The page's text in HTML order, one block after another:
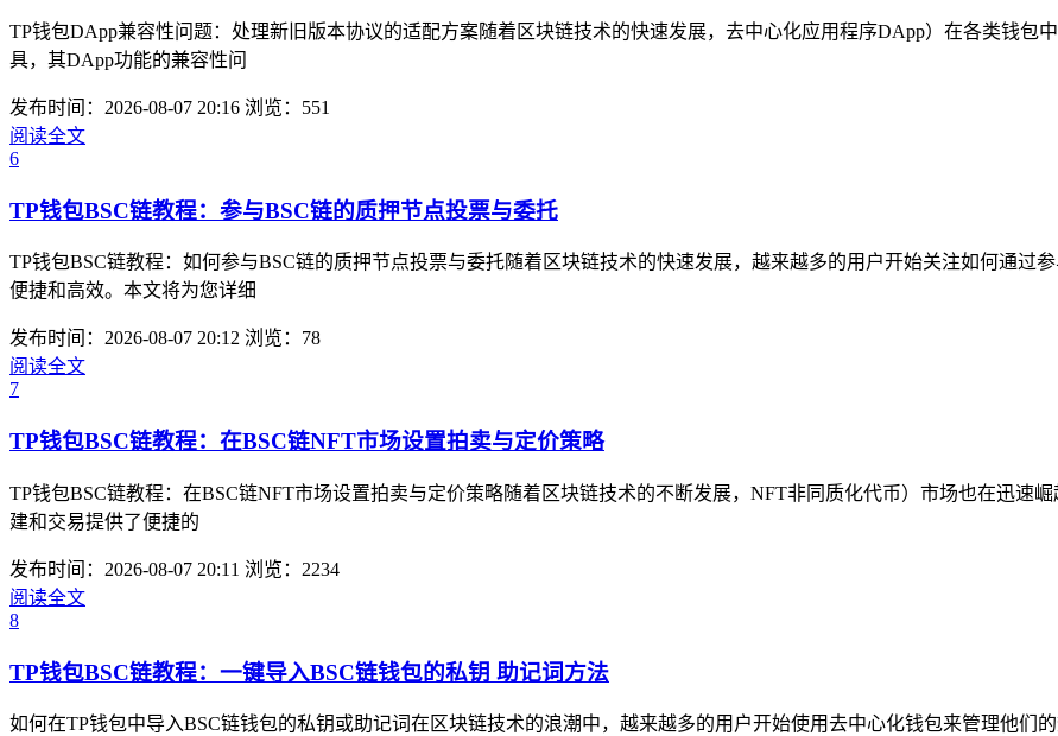
TP钱包DApp兼容性问题：处理新旧版本协议的适配方案随着区块链技术的快速发展，去中心化应用程序DApp）在各类钱包
具，其DApp功能的兼容性问
发布时间：2026-08-07 20:16 浏览：551
阅读全文
6
TP钱包BSC链教程：参与BSC链的质押节点投票与委托
TP钱包BSC链教程：如何参与BSC链的质押节点投票与委托随着区块链技术的快速发展，越来越多的用户开始关注如何通过
便捷和高效。本文将为您详细
发布时间：2026-08-07 20:12 浏览：78
阅读全文
7
TP钱包BSC链教程：在BSC链NFT市场设置拍卖与定价策略
TP钱包BSC链教程：在BSC链NFT市场设置拍卖与定价策略随着区块链技术的不断发展，NFT非同质化代币）市场也在迅速
建和交易提供了便捷的
发布时间：2026-08-07 20:11 浏览：2234
阅读全文
8
TP钱包BSC链教程：一键导入BSC链钱包的私钥 助记词方法
如何在TP钱包中导入BSC链钱包的私钥或助记词在区块链技术的浪潮中，越来越多的用户开始使用去中心化钱包来管理他们